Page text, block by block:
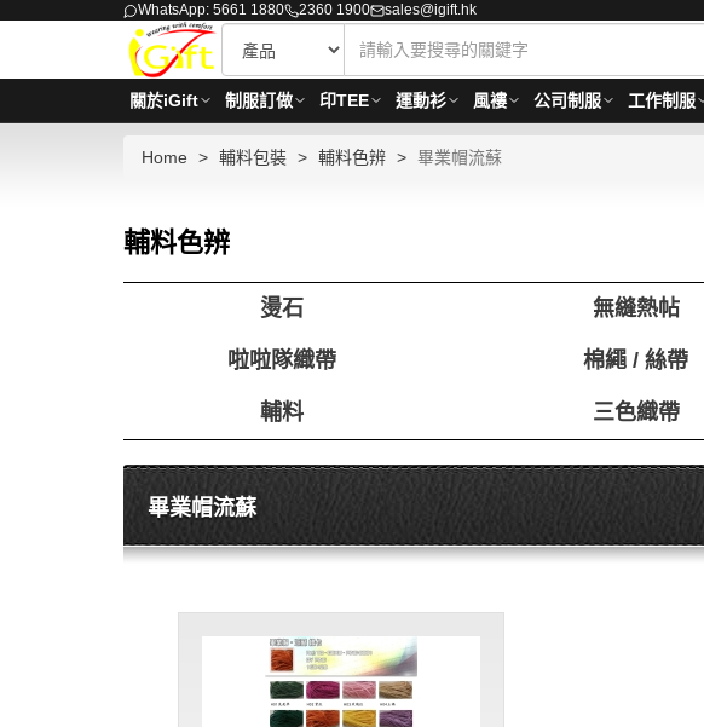
WhatsApp: 5661 1880 2360 1900 sales@igift.hk
關於iGift 制服訂做 印TEE 運動衫 風褸 公司制服 工作制服
Home 輔料包裝 輔料色辨 畢業帽流蘇
輔料色辨
燙石 無縫熱帖
啦啦隊織帶 棉繩 / 絲帶
輔料 三色織帶
畢業帽流蘇